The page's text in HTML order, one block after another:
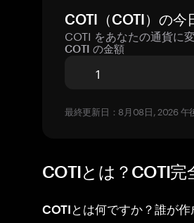
COTI（COTI）の
COTI をあなたの通貨に
COTI の金額
最終更新日：8月08日, 2026
COTIとは？COTI完
COTIとは何ですか？誰が作